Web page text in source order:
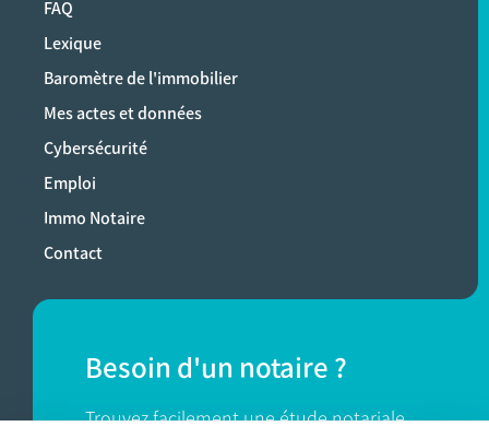
FAQ
Lexique
Baromètre de l'immobilier
Mes actes et données
Cybersécurité
Emploi
Immo Notaire
Contact
Besoin d'un notaire ?
Trouvez facilement une étude notariale